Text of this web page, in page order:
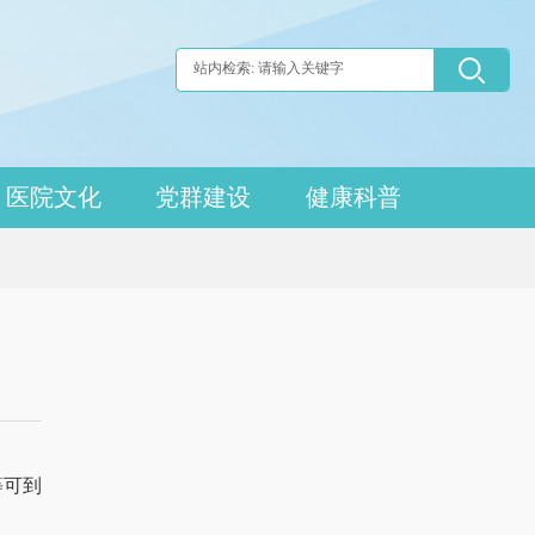
医院文化 党群建设 健康科普
到